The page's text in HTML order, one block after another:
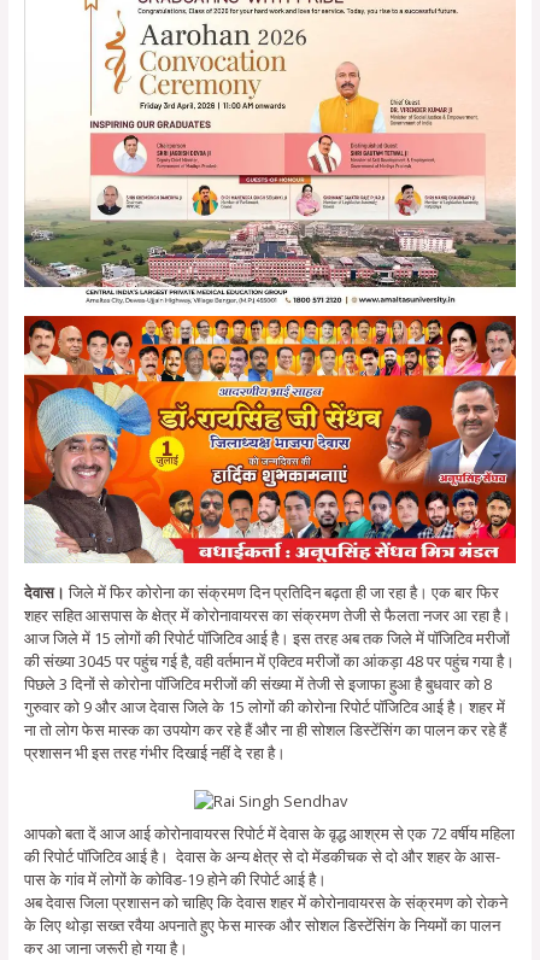
देवास। जिले में फिर कोरोना का संक्रमण दिन प्रतिदिन बढ़ता ही जा रहा है। एक बार फिर
शहर सहित आसपास के क्षेत्र में कोरोनावायरस का संक्रमण तेजी से फैलता नजर आ रहा है।
आज जिले में 15 लोगों की रिपोर्ट पॉजिटिव आई है। इस तरह अब तक जिले में पॉजिटिव मरीजों
की संख्या 3045 पर पहुंच गई है, वही वर्तमान में एक्टिव मरीजों का आंकड़ा 48 पर पहुंच गया है।
पिछले 3 दिनों से कोरोना पॉजिटिव मरीजों की संख्या में तेजी से इजाफा हुआ है बुधवार को 8
गुरुवार को 9 और आज देवास जिले के 15 लोगों की कोरोना रिपोर्ट पॉजिटिव आई है। शहर में
ना तो लोग फेस मास्क का उपयोग कर रहे हैं और ना ही सोशल डिस्टेंसिंग का पालन कर रहे हैं
प्रशासन भी इस तरह गंभीर दिखाई नहीं दे रहा है।
आपको बता दें आज आई कोरोनावायरस रिपोर्ट में देवास के वृद्ध आश्रम से एक 72 वर्षीय महिला
की रिपोर्ट पॉजिटिव आई है। देवास के अन्य क्षेत्र से दो मेंडकीचक से दो और शहर के आस-
पास के गांव में लोगों के कोविड-19 होने की रिपोर्ट आई है।
अब देवास जिला प्रशासन को चाहिए कि देवास शहर में कोरोनावायरस के संक्रमण को रोकने
के लिए थोड़ा सख्त रवैया अपनाते हुए फेस मास्क और सोशल डिस्टेंसिंग के नियमों का पालन
कर आ जाना जरूरी हो गया है।